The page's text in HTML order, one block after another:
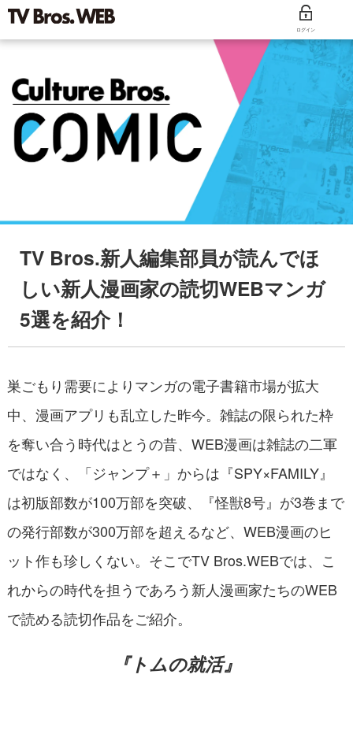
ログイン
TV Bros.新人編集部員が読んでほ
しい新人漫画家の読切WEBマンガ
5選を紹介！
巣ごもり需要によりマンガの電子書籍市場が拡大
中、漫画アプリも乱立した昨今。雑誌の限られた枠
を奪い合う時代はとうの昔、WEB漫画は雑誌の二軍
ではなく、「ジャンプ＋」からは『SPY×FAMILY』
は初版部数が100万部を突破、『怪獣8号』が3巻まで
の発行部数が300万部を超えるなど、WEB漫画のヒ
ット作も珍しくない。そこでTV Bros.WEBでは、こ
れからの時代を担うであろう新人漫画家たちのWEB
で読める読切作品をご紹介。
『トムの就活』